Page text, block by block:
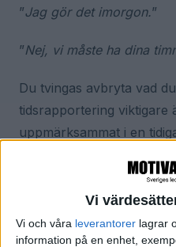
Vi
Vi och våra leverantorer lagrar
information på en enhet,
”Jag gör det imorgon.”
”Nej, vi måste ha dina
Du tvingas avbryta vad
tidsrapportering viktigare
uppmärksammat i en
koncentrationsnivåefter
Att motståndet mot
problem märks på